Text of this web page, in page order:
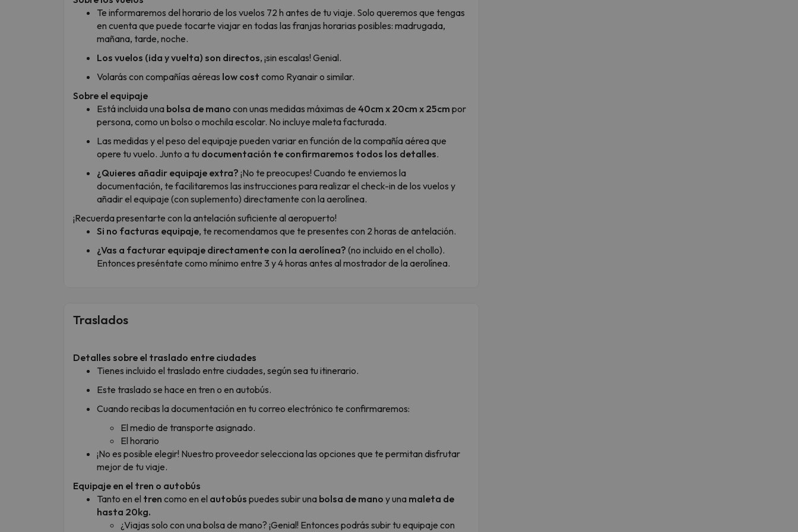
Te informaremos del horario de los vuelos 72 h antes de tu viaje. Solo queremos que tengas
en cuenta que puede tocarte viajar en todas las franjas horarias posibles: madrugada,
mañana, tarde, noche.
Los vuelos (ida y vuelta) son directos, ¡sin escalas! Genial.
Volarás con compañías aéreas low cost como Ryanair o similar.
Sobre el equipaje
Está incluida una bolsa de mano con unas medidas máximas de 40cm x 20cm x 25cm por
persona, como un bolso o mochila escolar. No incluye maleta facturada.
Las medidas y el peso del equipaje pueden variar en función de la compañía aérea que
opere tu vuelo. Junto a tu documentación te confirmaremos todos los detalles.
¿Quieres añadir equipaje extra? ¡No te preocupes! Cuando te enviemos la
documentación, te facilitaremos las instrucciones para realizar el check-in de los vuelos y
añadir el equipaje (con suplemento) directamente con la aerolínea.
¡Recuerda presentarte con la antelación suficiente al aeropuerto!
Si no facturas equipaje, te recomendamos que te presentes con 2 horas de antelación.
¿Vas a facturar equipaje directamente con la aerolínea? (no incluido en el chollo).
Entonces preséntate como mínimo entre 3 y 4 horas antes al mostrador de la aerolínea.
Traslados
Detalles sobre el traslado entre ciudades
Tienes incluido el traslado entre ciudades, según sea tu itinerario.
Este traslado se hace en tren o en autobús.
Cuando recibas la documentación en tu correo electrónico te confirmaremos:
El medio de transporte asignado.
El horario
¡No es posible elegir! Nuestro proveedor selecciona las opciones que te permitan disfrutar
mejor de tu viaje.
Equipaje en el tren o autobús
Tanto en el tren como en el autobús puedes subir una bolsa de mano y una maleta de
hasta 20kg.
¿Viajas solo con una bolsa de mano? ¡Genial! Entonces podrás subir tu equipaje con